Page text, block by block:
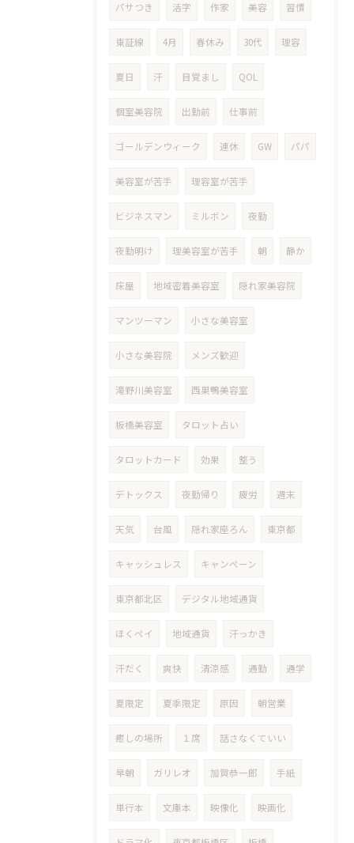
パサつき 活字 作家 美容 習慣
東証線 4月 春休み 30代 理容
夏日 汗 目覚まし QOL
個室美容院 出勤前 仕事前
ゴールデンウィーク 連休 GW パパ
美容室が苦手 理容室が苦手
ビジネスマン ミルボン 夜勤
夜勤明け 理美容室が苦手 朝 静か
床屋 地域密着美容室 隠れ家美容院
マンツーマン 小さな美容室
小さな美容院 メンズ歓迎
滝野川美容室 西巣鴨美容室
板橋美容室 タロット占い
タロットカード 効果 整う
デトックス 夜勤帰り 疲労 週末
天気 台風 隠れ家座ろん 東京都
キャッシュレス キャンペーン
東京都北区 デジタル地域通貨
ほくペイ 地域通貨 汗っかき
汗だく 爽快 清涼感 通勤 通学
夏限定 夏季限定 原因 朝営業
癒しの場所 １席 話さなくていい
早朝 ガリレオ 加賀恭一郎 手紙
単行本 文庫本 映像化 映画化